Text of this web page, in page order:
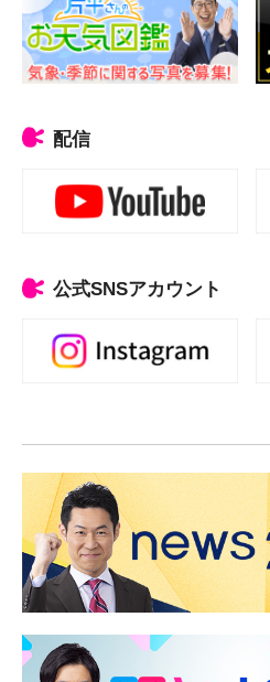
配信
公式SNSアカウント